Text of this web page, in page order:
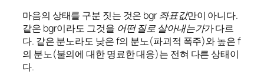
마음의 상태를 구분 짓는 것은 bgr 좌표값만이 아니다.
같은 bgr이라도 그것을 어떤 질로 살아내는가가 다르
다. 같은 분노라도 낮은 f의 분노(파괴적 폭주)와 높은 f
의 분노(불의에 대한 명료한 대응)는 전혀 다른 상태이
다.